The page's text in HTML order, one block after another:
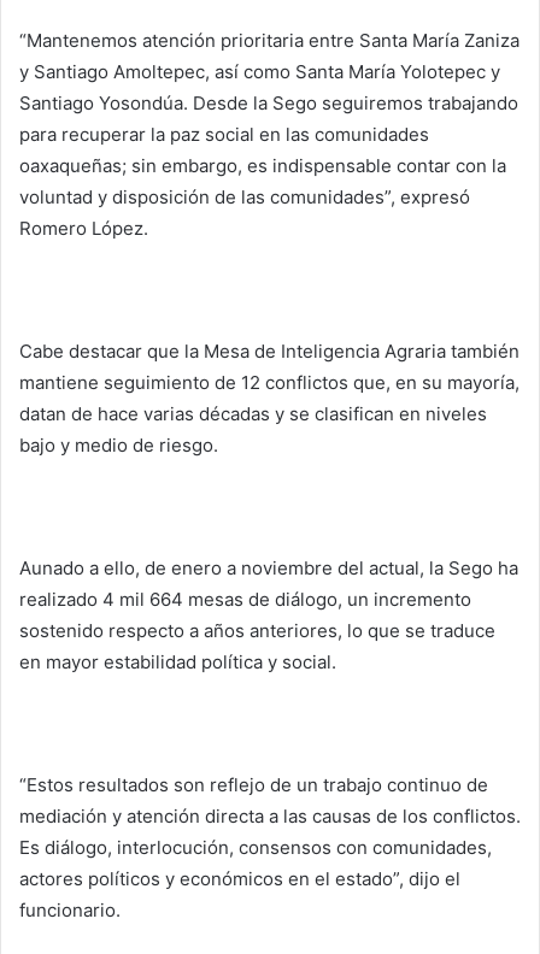
“Mantenemos atención prioritaria entre Santa María Zaniza
y Santiago Amoltepec, así como Santa María Yolotepec y
Santiago Yosondúa. Desde la Sego seguiremos trabajando
para recuperar la paz social en las comunidades
oaxaqueñas; sin embargo, es indispensable contar con la
voluntad y disposición de las comunidades”, expresó
Romero López.
Cabe destacar que la Mesa de Inteligencia Agraria también
mantiene seguimiento de 12 conflictos que, en su mayoría,
datan de hace varias décadas y se clasifican en niveles
bajo y medio de riesgo.
Aunado a ello, de enero a noviembre del actual, la Sego ha
realizado 4 mil 664 mesas de diálogo, un incremento
sostenido respecto a años anteriores, lo que se traduce
en mayor estabilidad política y social.
“Estos resultados son reflejo de un trabajo continuo de
mediación y atención directa a las causas de los conflictos.
Es diálogo, interlocución, consensos con comunidades,
actores políticos y económicos en el estado”, dijo el
funcionario.